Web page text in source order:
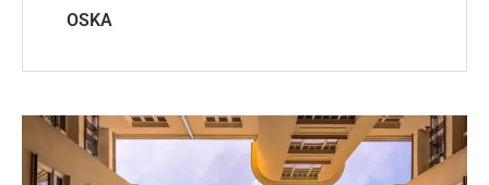
OSKA